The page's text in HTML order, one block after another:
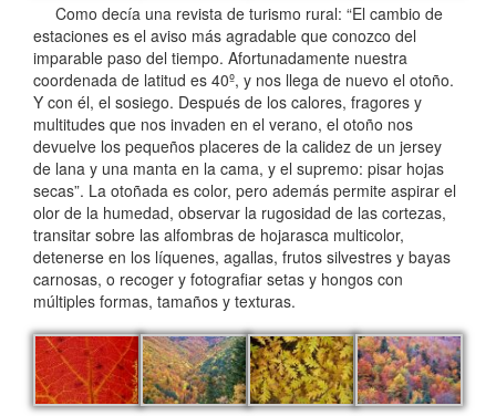
Como decía una revista de turismo rural: “El cambio de
estaciones es el aviso más agradable que conozco del
imparable paso del tiempo. Afortunadamente nuestra
coordenada de latitud es 40º, y nos llega de nuevo el otoño.
Y con él, el sosiego. Después de los calores, fragores y
multitudes que nos invaden en el verano, el otoño nos
devuelve los pequeños placeres de la calidez de un jersey
de lana y una manta en la cama, y el supremo: pisar hojas
secas”. La otoñada es color, pero además permite aspirar el
olor de la humedad, observar la rugosidad de las cortezas,
transitar sobre las alfombras de hojarasca multicolor,
detenerse en los líquenes, agallas, frutos silvestres y bayas
carnosas, o recoger y fotografiar setas y hongos con
múltiples formas, tamaños y texturas.